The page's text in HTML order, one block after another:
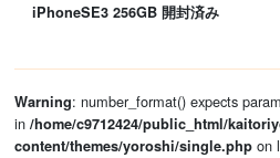
iPhoneSE3 256GB 開封済み
Warning: number_format() expects
in /home/c9712424/public_html/
content/themes/yoroshi/single.phpon